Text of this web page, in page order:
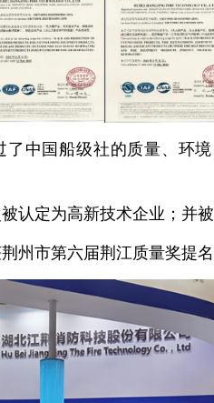
了中国船级社的质量、环
认定为高新技术企业；并
州市第六届荆江质量奖提名